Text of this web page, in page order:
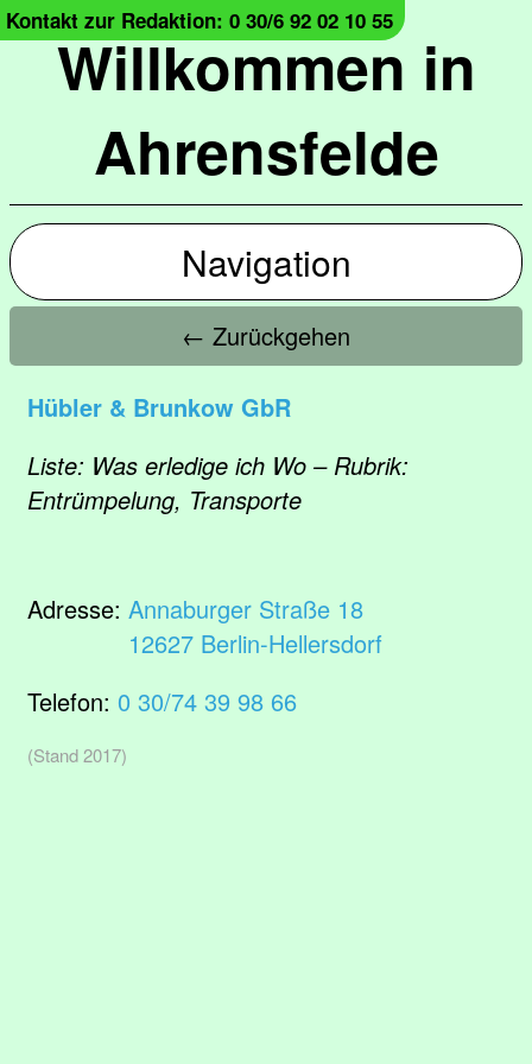
Willkommen in
Ahrensfelde
Kontakt zur Redaktion: 0 30/6 92 02 10 55
Navigation
← Zurückgehen
Hübler & Brunkow GbR
Liste: Was erledige ich Wo – Rubrik:
Entrümpelung, Transporte
Adresse: Annaburger Straße 18
12627 Berlin-Hellersdorf
Telefon: 0 30/74 39 98 66
(Stand 2017)